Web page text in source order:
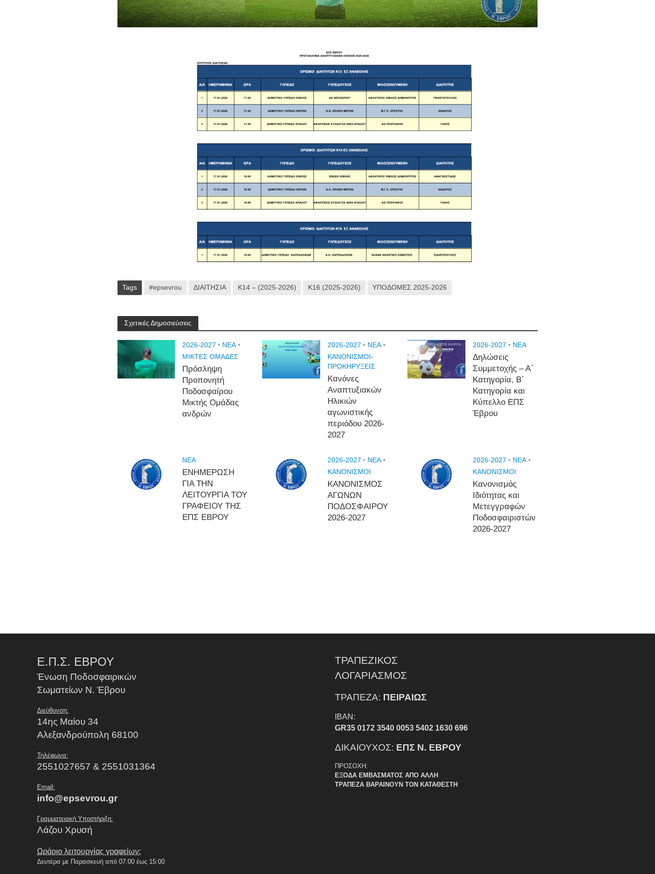
Tags #epsevrou ΔΙΑΙΤΗΣΙΑ Κ14 – (2025-2026) Κ16 (2025-2026) ΥΠΟΔΟΜΕΣ 2025-2026
Σχετικές Δημοσιεύσεις
2026-2027 • NEA •
ΜΙΚΤΕΣ ΟΜΑΔΕΣ
Πρόσληψη
Προπονητή
Ποδοσφαίρου
Μικτής Ομάδας
ανδρών
2026-2027 • NEA •
ΚΑΝΟΝΙΣΜΟΙ-
ΠΡΟΚΗΡΥΞΕΙΣ
Κανόνες
Αναπτυξιακών
Ηλικιών
αγωνιστικής
περιόδου 2026-
2027
2026-2027 • NEA
Δηλώσεις
Συμμετοχής – Α΄
Κατηγορία, Β΄
Κατηγορία και
Κύπελλο ΕΠΣ
Έβρου
NEA
ΕΝΗΜΕΡΩΣΗ
ΓΙΑ ΤΗΝ
ΛΕΙΤΟΥΡΓΙΑ ΤΟΥ
ΓΡΑΦΕΙΟΥ ΤΗΣ
ΕΠΣ ΕΒΡΟΥ
2026-2027 • NEA •
ΚΑΝΟΝΙΣΜΟΙ
ΚΑΝΟΝΙΣΜΟΣ
ΑΓΩΝΩΝ
ΠΟΔΟΣΦΑΙΡΟΥ
2026-2027
2026-2027 • NEA •
ΚΑΝΟΝΙΣΜΟΙ
Κανονισμός
Ιδιότητας και
Μετεγγραφών
Ποδοσφαιριστών
2026-2027
Ε.Π.Σ. ΕΒΡΟΥ
Ένωση Ποδοσφαιρικών
Σωματείων Ν. Έβρου
Διεύθυνση:
14ης Μαίου 34
Αλεξανδρούπολη 68100
Τηλέφωνα:
2551027657 & 2551031364
Email:
info@epsevrou.gr
Γραμματειακή Υποστήριξη:
Λάζου Χρυσή
Ωράριο λειτουργίας γραφείων:
Δευτέρα με Παρασκευή από 07:00 έως 15:00
ΤΡΑΠΕΖΙΚΟΣ
ΛΟΓΑΡΙΑΣΜΟΣ
ΤΡΑΠΕΖΑ: ΠΕΙΡΑΙΩΣ
IBAN:
GR35 0172 3540 0053 5402 1630 696
ΔΙΚΑΙΟΥΧΟΣ: ΕΠΣ Ν. ΕΒΡΟΥ
ΠΡΟΣΟΧΗ:
ΕΞΟΔΑ ΕΜΒΑΣΜΑΤΟΣ ΑΠΟ ΑΛΛΗ
ΤΡΑΠΕΖΑ ΒΑΡΑΙΝΟΥΝ ΤΟΝ ΚΑΤΑΘΕΣΤΗ